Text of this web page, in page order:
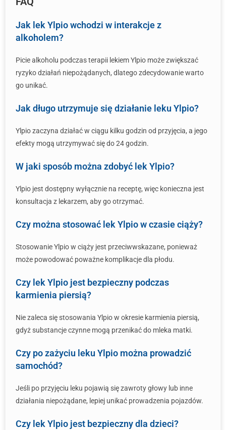
Jak lek Ylpio wchodzi w interakcje z
alkoholem?
Picie alkoholu podczas terapii lekiem Ylpio może zwiększać
ryzyko działań niepożądanych, dlatego zdecydowanie warto
go unikać.
Jak długo utrzymuje się działanie leku Ylpio?
Ylpio zaczyna działać w ciągu kilku godzin od przyjęcia, a jego
efekty mogą utrzymywać się do 24 godzin.
W jaki sposób można zdobyć lek Ylpio?
Ylpio jest dostępny wyłącznie na receptę, więc konieczna jest
konsultacja z lekarzem, aby go otrzymać.
Czy można stosować lek Ylpio w czasie ciąży?
Stosowanie Ylpio w ciąży jest przeciwwskazane, ponieważ
może powodować poważne komplikacje dla płodu.
Czy lek Ylpio jest bezpieczny podczas
karmienia piersią?
Nie zaleca się stosowania Ylpio w okresie karmienia piersią,
gdyż substancje czynne mogą przenikać do mleka matki.
Czy po zażyciu leku Ylpio można prowadzić
samochód?
Jeśli po przyjęciu leku pojawią się zawroty głowy lub inne
działania niepożądane, lepiej unikać prowadzenia pojazdów.
Czy lek Ylpio jest bezpieczny dla dzieci?